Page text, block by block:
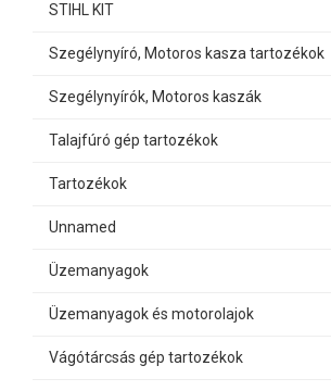
STIHL KIT
Szegélynyíró, Motoros kasza tartozékok
Szegélynyírók, Motoros kaszák
Talajfúró gép tartozékok
Tartozékok
Unnamed
Üzemanyagok
Üzemanyagok és motorolajok
Vágótárcsás gép tartozékok